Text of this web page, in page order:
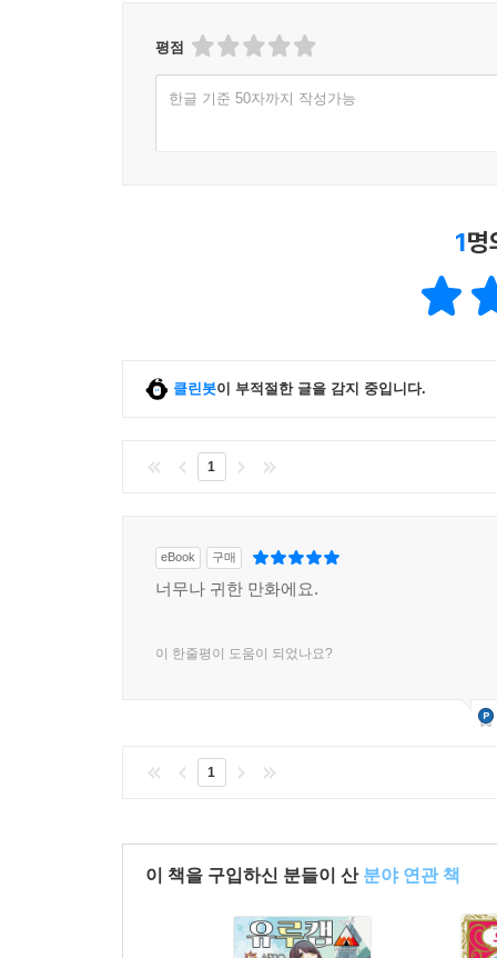
평점
한글 기준 50자까지 작성가능
1명
클린봇이 부적절한 글을 감지 중입니다.
1
eBook 구매
너무나 귀한 만화에요.
이 한줄평이 도움이 되었나요?
1
이 책을 구입하신 분들이 산 분야 연관 책